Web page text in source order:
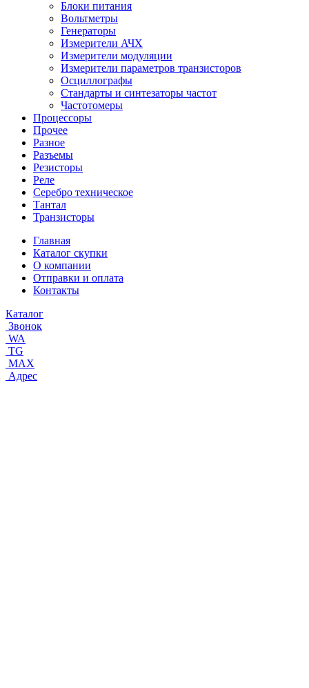
Блоки питания
Вольтметры
Генераторы
Измерители АЧХ
Измерители модуляции
Измерители параметров транзисторов
Осциллографы
Стандарты и синтезаторы частот
Частотомеры
Процессоры
Прочее
Разное
Разъемы
Резисторы
Реле
Серебро техническое
Тантал
Транзисторы
Главная
Каталог скупки
О компании
Отправки и оплата
Контакты
Каталог
Звонок
WA
TG
MAX
Адрес